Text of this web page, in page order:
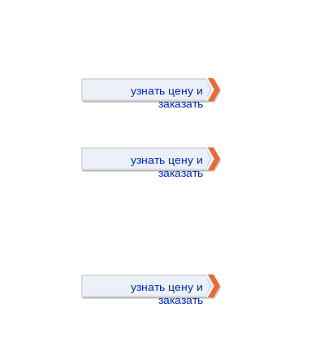
узнать цену и
заказать
узнать цену и
заказать
узнать цену и
заказать